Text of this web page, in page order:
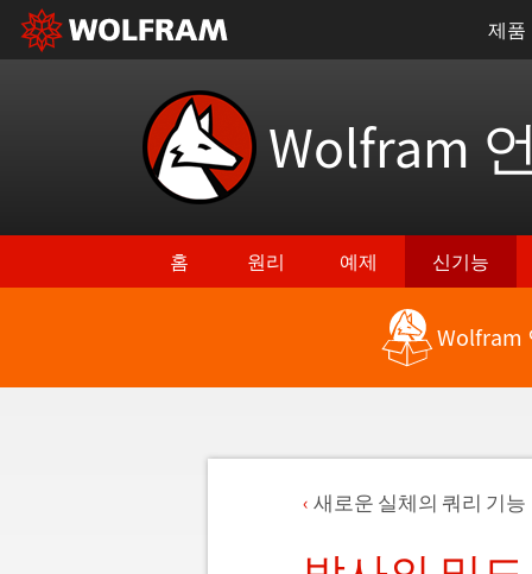
제품
Wolfram
홈 원리 예제 신기능
Wolfram
새로운 실체의 쿼리 기능